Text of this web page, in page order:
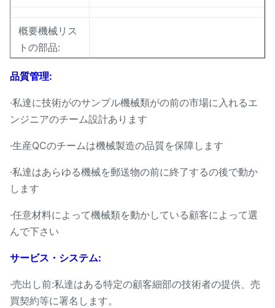
概要機械リス
トの部品:
PE/PPのフィルムのため
供給のコンベヤー---PlasticCrusher機械---洗浄タン
クを浮かべる薄片---Fricationの洗浄システム---排水
ステム
品質管理:
·私達に技術がのサンプル機械類がの前の市場に入れるエ
ンジニアのチーム設計あります
·生産QCのチームは機械製造の品質を保障します
·私達はあらゆる機械を郵送物の前に終了するの後で動か
します
·任意材料によって機械類を動かしている顧客によって選
んで下さい
サービス・システム:
·売出し前:私達はある特定の顧客細部の技術者の提供、売
買契約等に署名します。